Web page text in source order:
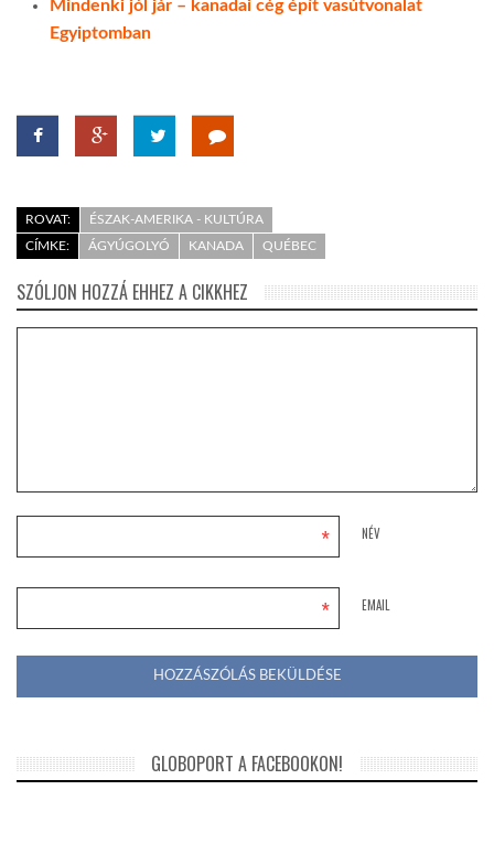
Mindenki jól jár – kanadai cég épít vasútvonalat
Egyiptomban
ROVAT:
ÉSZAK-AMERIKA - KULTÚRA
CÍMKE:
ÁGYÚGOLYÓ KANADA QUÉBEC
SZÓLJON HOZZÁ EHHEZ A CIKKHEZ
NÉV
*
EMAIL
*
GLOBOPORT A FACEBOOKON!